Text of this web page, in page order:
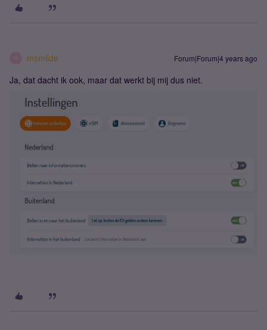
msmilde Forum|Forum|4 years ago
Ja, dat dacht ik ook, maar dat werkt bij mij dus niet.